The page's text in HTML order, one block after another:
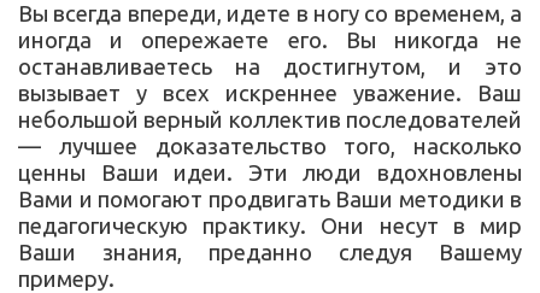
Вы всегда впереди, идете в ногу со временем, а
иногда и опережаете его. Вы никогда не
останавливаетесь на достигнутом, и это
вызывает у всех искреннее уважение. Ваш
небольшой верный коллектив последователей
— лучшее доказательство того, насколько
ценны Ваши идеи. Эти люди вдохновлены
Вами и помогают продвигать Ваши методики в
педагогическую практику. Они несут в мир
Ваши знания, преданно следуя Вашему
примеру.